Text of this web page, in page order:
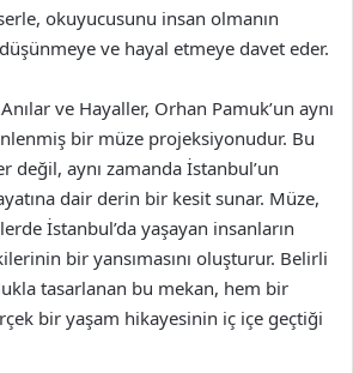
okuyucusunu insan olmanın
ve hayal etmeye davet eder.
ve Hayaller, Orhan Pamuk’un aynı
bir müze projeksiyonudur. Bu
değil, aynı zamanda İstanbul’un
dair derin bir kesit sunar. Müze,
İstanbul’da yaşayan insanların
bir yansımasını oluşturur. Belirli
tasarlanan bu mekan, hem bir
bir yaşam hikayesinin iç içe geçtiği